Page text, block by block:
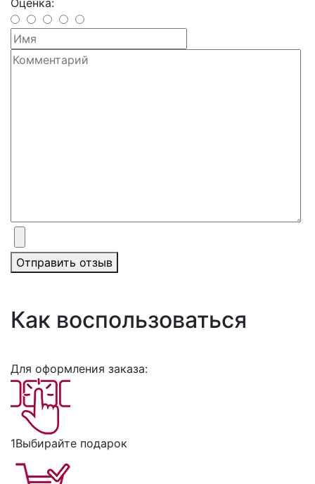
Оценка:
Отправить отзыв
Как воспользоваться
Для оформления заказа:
1Выбирайте подарок